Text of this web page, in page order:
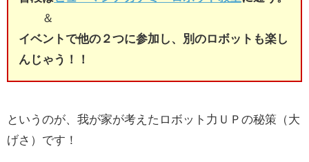
＆
イベントで他の２つに参加し、別のロボットも楽し
んじゃう！！
というのが、我が家が考えたロボット力ＵＰの秘策（大
げさ）です！